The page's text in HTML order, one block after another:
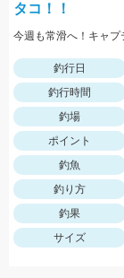
タコ！！
釣行日
釣行時間
釣場
ポイント
釣魚
釣り方
釣果
サイズ